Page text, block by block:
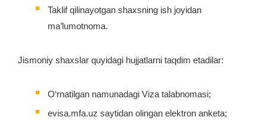
Taklif qilinayotgan shaxsning ish joyidan
ma’lumotnoma.
Jismoniy shaxslar quyidagi hujjatlarni taqdim etadilar:
O‘rnatilgan namunadagi Viza talabnomasi;
evisa.mfa.uz saytidan olingan elektron anketa;